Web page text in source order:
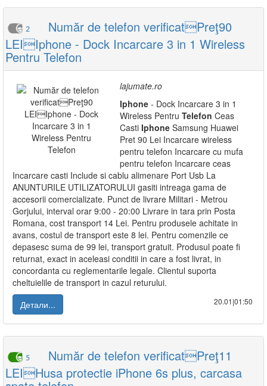
2
Număr de telefon verificatPreţ90
LEIIphone - Dock Incarcare 3 in 1 Wireless
Pentru Telefon
lajumate.ro
Iphone - Dock Incarcare 3 in 1
Wireless Pentru Telefon Ceas
Casti Iphone Samsung Huawei
Pret 90 Lei Incarcare wireless
pentru telefon Incarcare cu mufa
pentru telefon Incarcare ceas
Incarcare casti Include si cablu alimenare Port Usb La
ANUNTURILE UTILIZATORULUI gasiti intreaga gama de
accesorii comercializate. Punct de livrare Militari - Metrou
Gorjului, interval orar 9:00 - 20:00 Livrare in tara prin Posta
Romana, cost transport 14 Lei. Pentru produsele achitate in
avans, costul de transport este 8 lei. Pentru comenzile ce
depasesc suma de 99 lei, transport gratuit. Produsul poate fi
returnat, exact in aceleasi conditii in care a fost livrat, in
concordanta cu reglementarile legale. Clientul suporta
cheltuielile de transport in cazul returului.
Детали...
20.01|01:50
5
Număr de telefon verificatPreţ11
LEIHusa protectie iPhone 6s plus, carcasa